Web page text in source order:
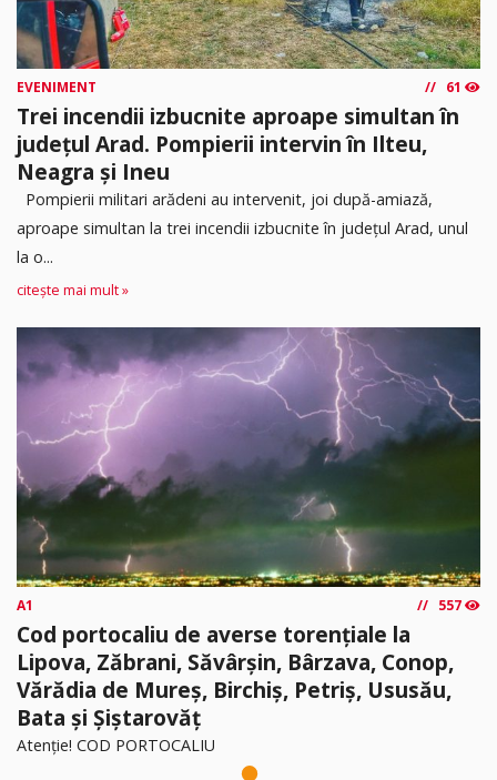
EVENIMENT 61
Trei incendii izbucnite aproape simultan în
județul Arad. Pompierii intervin în Ilteu,
Neagra și Ineu
Pompierii militari arădeni au intervenit, joi după-amiază,
aproape simultan la trei incendii izbucnite în județul Arad, unul
la o...
citește mai mult »
A1 557
Cod portocaliu de averse torențiale la
Lipova, Zăbrani, Săvârșin, Bârzava, Conop,
Vărădia de Mureș, Birchiș, Petriș, Ususău,
Bata și Șiștarovăț
Atenție! COD PORTOCALIU